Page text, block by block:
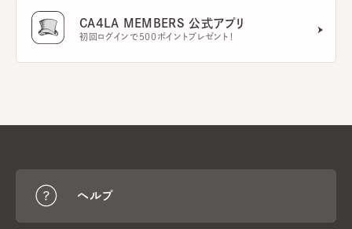
CA4LA MEMBERS 公式アプリ
初回ログインで500ポイントプレゼント！
ヘルプ